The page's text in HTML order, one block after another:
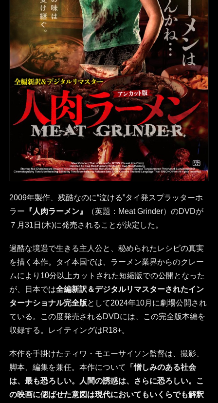
2009年製作、残酷なのに“泣ける”タイ発スプラッターホ
ラー 『人肉ラーメン』
（英題：Meat Grinder）のDVDが
７月31日(木)に発売されることが決定した。
過酷な境遇で生きる主人公と、秘められたレシピの真実
を描く本作。タイ本国では、ラーメン業界からのクレー
ムにより10分以上カットされた短縮版での公開となった
が、日本では全編新訳＆デジタルリマスターされたイン
ターナショナル完全版として2024年10月に劇場公開され
ている。この度発売されるDVDには、この完全版本編を
収録する。レイティングはR18+。
本作を手掛けたティワ・モエーサイソン監督は、撮影、
脚本、編集を兼任。本作について
「憎しみのある社会
は、最も恐ろしい。人間の誘惑は、さらに恐ろしい。こ
の映画に偲ばせた意図は現代においてもいくらでも解釈